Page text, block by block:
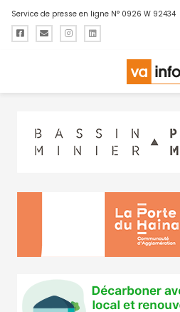
Service de presse en ligne N° 0926 W 92434